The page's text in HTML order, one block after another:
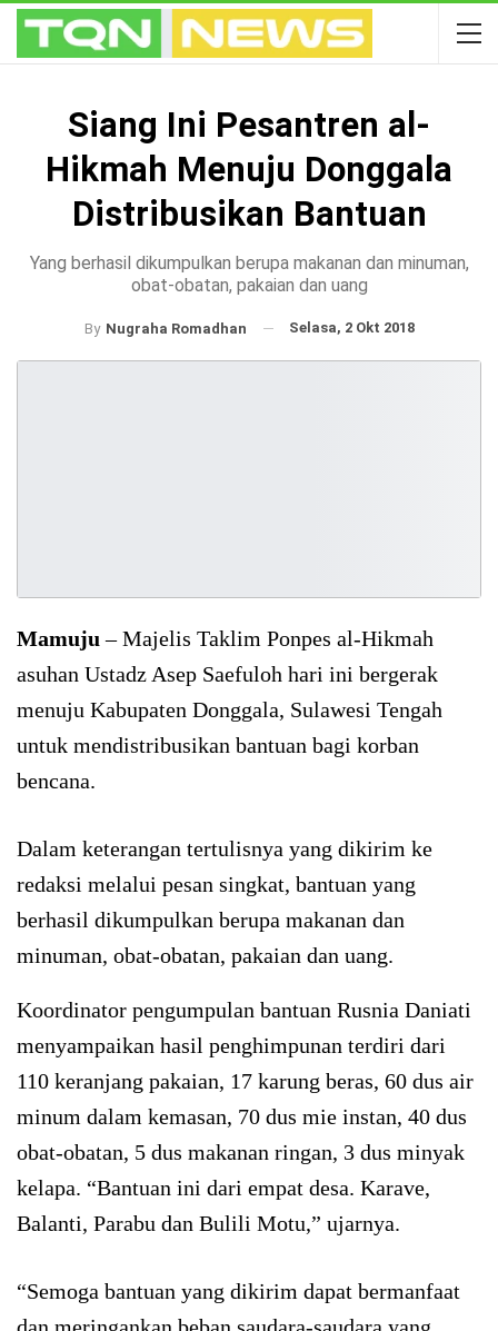
Siang Ini Pesantren al-
Hikmah Menuju Donggala
Distribusikan Bantuan
Yang berhasil dikumpulkan berupa makanan dan minuman,
obat-obatan, pakaian dan uang
By Nugraha Romadhan Selasa, 2 Okt 2018
Mamuju – Majelis Taklim Ponpes al-Hikmah
asuhan Ustadz Asep Saefuloh hari ini bergerak
menuju Kabupaten Donggala, Sulawesi Tengah
untuk mendistribusikan bantuan bagi korban
bencana.
Dalam keterangan tertulisnya yang dikirim ke
redaksi melalui pesan singkat, bantuan yang
berhasil dikumpulkan berupa makanan dan
minuman, obat-obatan, pakaian dan uang.
Koordinator pengumpulan bantuan Rusnia Daniati
menyampaikan hasil penghimpunan terdiri dari
110 keranjang pakaian, 17 karung beras, 60 dus air
minum dalam kemasan, 70 dus mie instan, 40 dus
obat-obatan, 5 dus makanan ringan, 3 dus minyak
kelapa. “Bantuan ini dari empat desa. Karave,
Balanti, Parabu dan Bulili Motu,” ujarnya.
“Semoga bantuan yang dikirim dapat bermanfaat